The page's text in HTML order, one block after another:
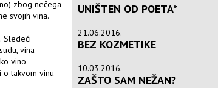
zbog nečega
svojih vina.
Sledeći
vina
vino
o takvom vinu –
UNIŠTEN OD POETA*
21.06.2016.
BEZ KOZMETIKE
10.03.2016.
ZAŠTO SAM NEŽAN?